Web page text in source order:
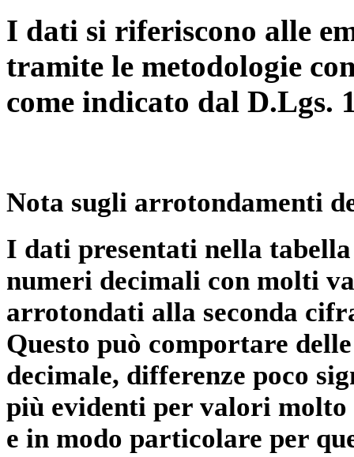
I dati si riferiscono alle
tramite le metodologie
come indicato dal D.Lgs.
Nota sugli arrotondamenti
I dati presentati nella
numeri decimali con molti
arrotondati alla seconda
Questo può comportare
decimale, differenze poco
più evidenti per valori
e in modo particolare per